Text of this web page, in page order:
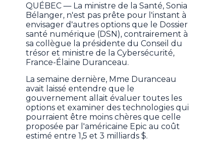
QUÉBEC — La ministre de la Santé, Sonia
Bélanger, n'est pas prête pour l'instant à
envisager d'autres options que le Dossier
santé numérique (DSN), contrairement à
sa collègue la présidente du Conseil du
trésor et ministre de la Cybersécurité,
France-Élaine Duranceau.
La semaine dernière, Mme Duranceau
avait laissé entendre que le
gouvernement allait évaluer toutes les
options et examiner des technologies qui
pourraient être moins chères que celle
proposée par l'américaine Epic au coût
estimé entre 1,5 et 3 milliards $.